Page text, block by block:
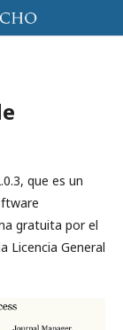
que es un
gratuita por el
Licencia General